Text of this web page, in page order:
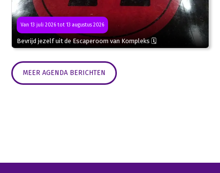
Van 13 juli 2026 tot 13 augustus 2026
Bevrijd jezelf uit de Escaperoom van Kompleks 🗓
MEER AGENDA BERICHTEN